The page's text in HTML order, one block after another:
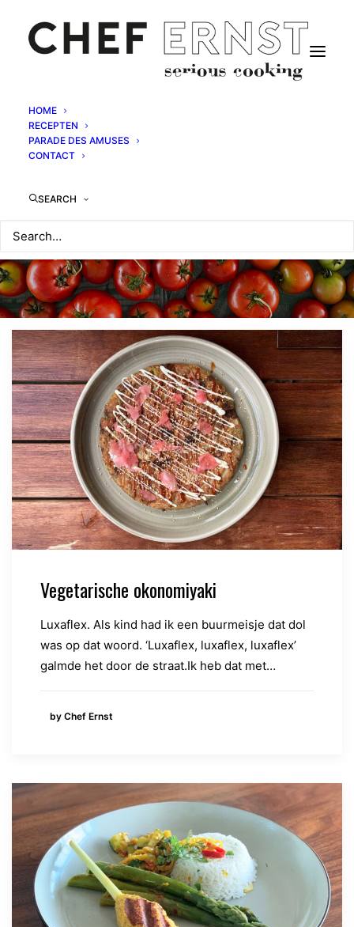
HOME
RECEPTEN
PARADE DES AMUSES
CONTACT
SEARCH
Vegetarische okonomiyaki
Luxaflex. Als kind had ik een buurmeisje dat dol
was op dat woord. ‘Luxaflex, luxaflex, luxaflex’
galmde het door de straat.Ik heb dat met…
by Chef Ernst